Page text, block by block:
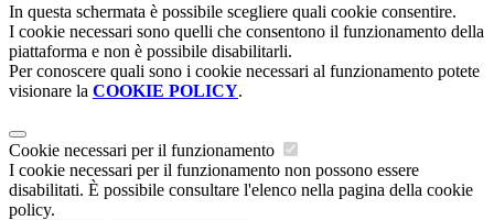
In questa schermata è possibile scegliere quali cookie consentire.
I cookie necessari sono quelli che consentono il funzionamento della
piattaforma e non è possibile disabilitarli.
Per conoscere quali sono i cookie necessari al funzionamento potete
visionare la COOKIE POLICY.
Cookie necessari per il funzionamento
I cookie necessari per il funzionamento non possono essere
disabilitati. È possibile consultare l'elenco nella pagina della cookie
policy.